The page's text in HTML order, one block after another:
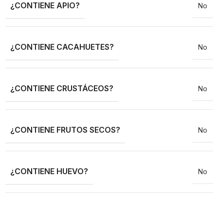
¿CONTIENE APIO? No
¿CONTIENE CACAHUETES? No
¿CONTIENE CRUSTÁCEOS? No
¿CONTIENE FRUTOS SECOS? No
¿CONTIENE HUEVO? No